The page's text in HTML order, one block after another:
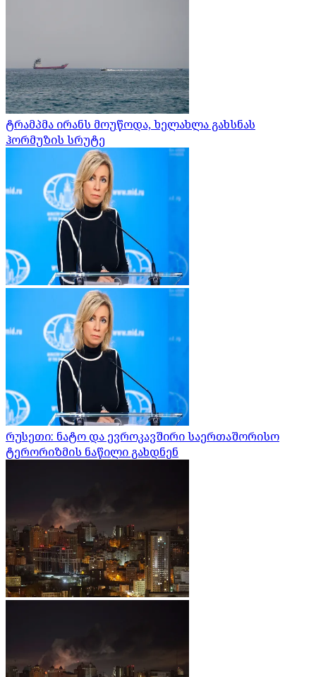
ტრამპმა ირანს მოუწოდა, ხელახლა გახსნას
ჰორმუზის სრუტე
რუსეთი: ნატო და ევროკავშირი საერთაშორისო
ტერორიზმის ნაწილი გახდნენ